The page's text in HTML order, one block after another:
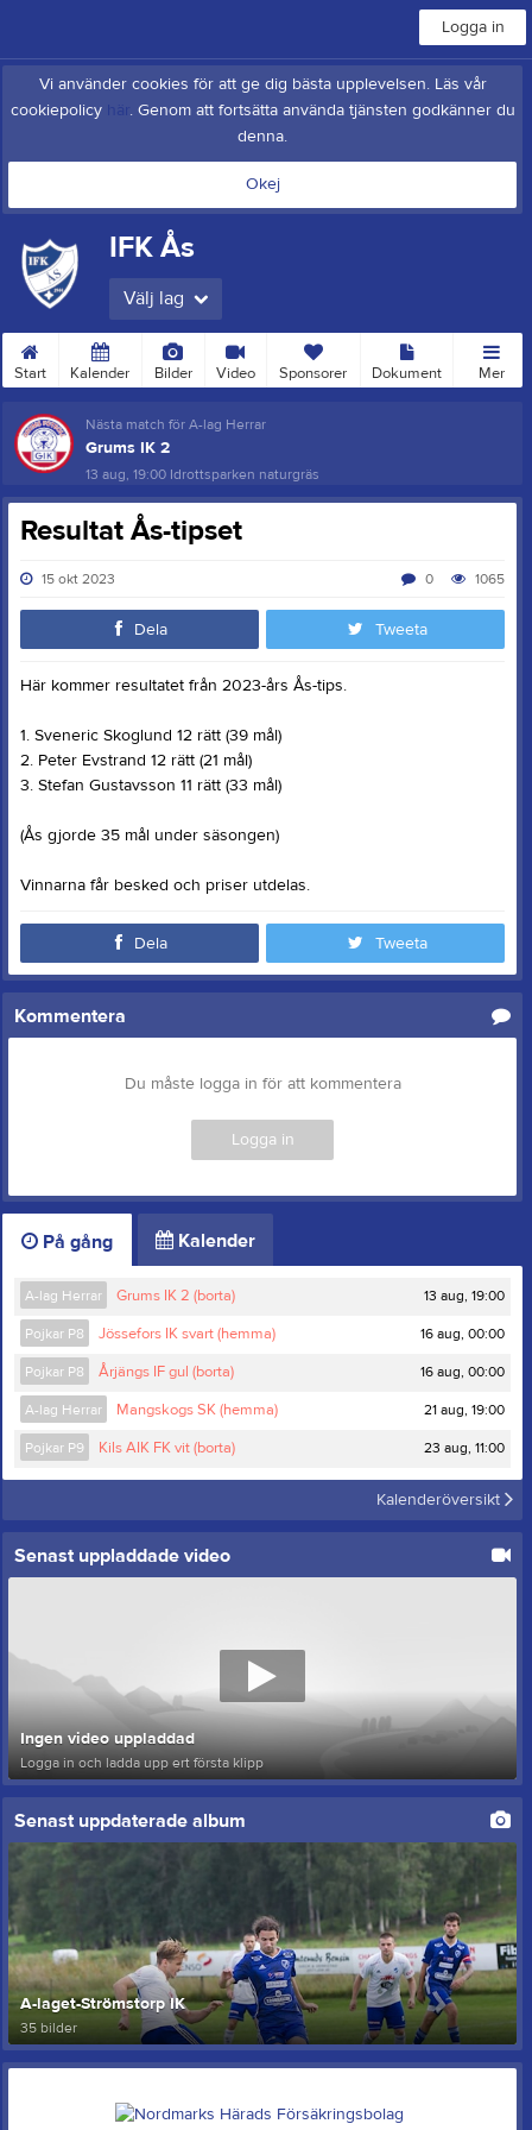
Logga in
Vi använder cookies för att ge dig bästa upplevelsen. Läs vår
cookiepolicy här. Genom att fortsätta använda tjänsten godkänner du
denna.
Okej
IFK Ås
Välj lag
Start Kalender Bilder Video Sponsorer Dokument Mer
Nästa match för A-lag Herrar
Grums IK 2
13 aug, 19:00 Idrottsparken naturgräs
Resultat Ås-tipset
15 okt 2023 1065
0
Dela Tweeta
Här kommer resultatet från 2023-års Ås-tips.
1. Sveneric Skoglund 12 rätt (39 mål)
2. Peter Evstrand 12 rätt (21 mål)
3. Stefan Gustavsson 11 rätt (33 mål)
(Ås gjorde 35 mål under säsongen)
Vinnarna får besked och priser utdelas.
Dela Tweeta
Kommentera
Du måste logga in för att kommentera
Logga in
På gång Kalender
A-lag Herrar Grums IK 2 (borta) 13 aug, 19:00
Pojkar P8 Jössefors IK svart (hemma) 16 aug, 00:00
Pojkar P8 Årjängs IF gul (borta) 16 aug, 00:00
A-lag Herrar Mangskogs SK (hemma) 21 aug, 19:00
Pojkar P9 Kils AIK FK vit (borta) 23 aug, 11:00
Kalenderöversikt
Senast uppladdade video
Ingen video uppladdad
Logga in och ladda upp ert första klipp
Senast uppdaterade album
A-laget-Strömstorp IK
35 bilder